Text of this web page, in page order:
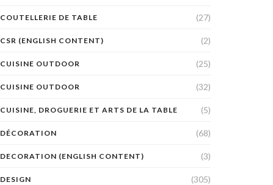
COUTELLERIE DE TABLE (27)
CSR (ENGLISH CONTENT) (2)
CUISINE OUTDOOR (25)
CUISINE OUTDOOR (32)
CUISINE, DROGUERIE ET ARTS DE LA TABLE (5)
DÉCORATION (68)
DECORATION (ENGLISH CONTENT) (3)
DESIGN (305)